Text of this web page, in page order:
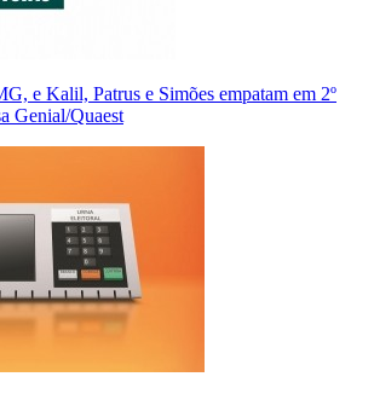
e Kalil, Patrus e Simões empatam em 2º
Genial/Quaest